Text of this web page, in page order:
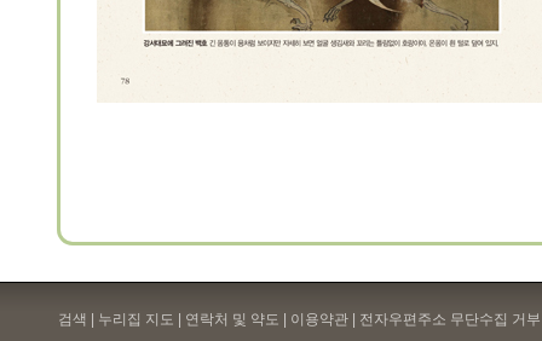
검색 | 누리집 지도 | 연락처 및 약도 | 이용약관 | 전자우편주소 무단수집 거